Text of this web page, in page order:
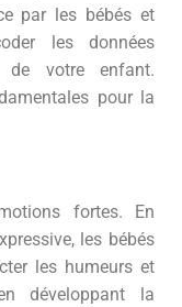
par les bébés et
les données
de votre enfant.
pour la
fortes. En
les bébés
les humeurs et
développant la